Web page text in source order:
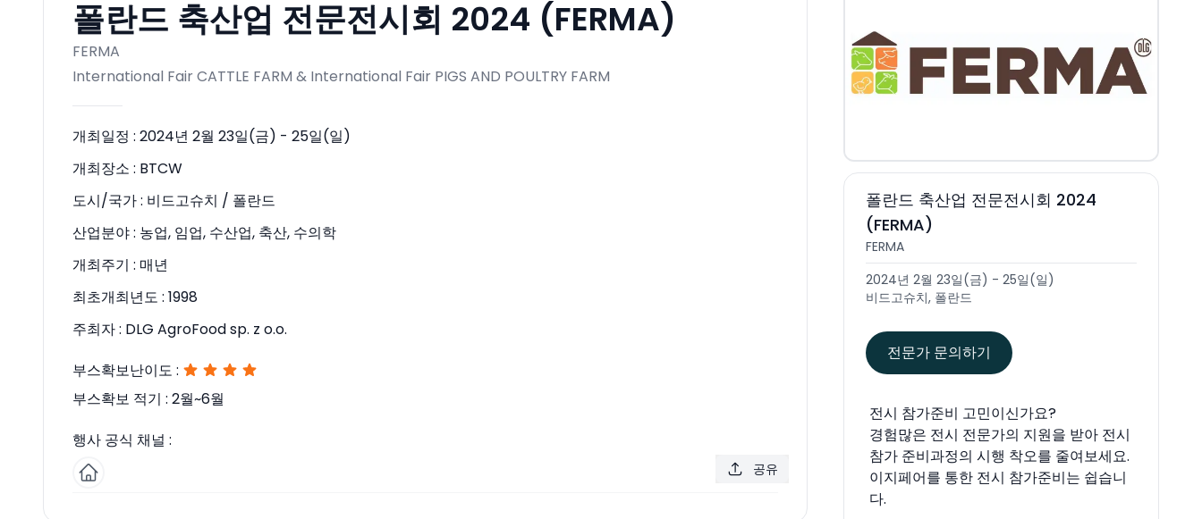
공유
폴란드 축산업 전문전시회 2024 (FERMA)
FERMA
International Fair CATTLE FARM & International Fair PIGS AND POULTRY FARM
개최일정 : 2024년 2월 23일(금) - 25일(일)
개최장소 : BTCW
도시/국가 : 비드고슈치 / 폴란드
산업분야 : 농업, 임업, 수산업, 축산, 수의학
개최주기 : 매년
최초개최년도 : 1998
주최자 : DLG AgroFood sp. z o.o.
부스확보난이도 :
부스확보 적기 : 2월~6월
행사 공식 채널 :
폴란드 축산업 전문전시회 2024
(FERMA)
FERMA
2024년 2월 23일(금) - 25일(일)
비드고슈치, 폴란드
전문가 문의하기
전시 참가준비 고민이신가요?
경험많은 전시 전문가의 지원을 받아 전시
참가 준비과정의 시행 착오를 줄여보세요.
이지페어를 통한 전시 참가준비는 쉽습니
다.